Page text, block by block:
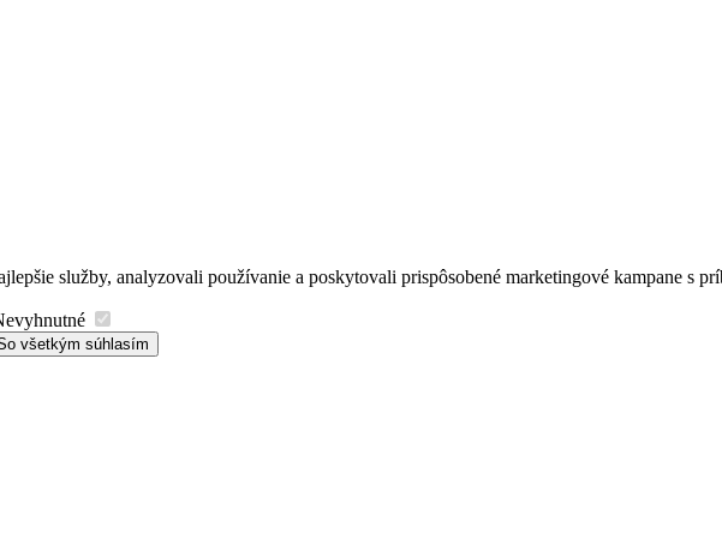
služby, analyzovali používanie a poskytovali prispôsobené marketingové kampane s
všetkým súhlasím